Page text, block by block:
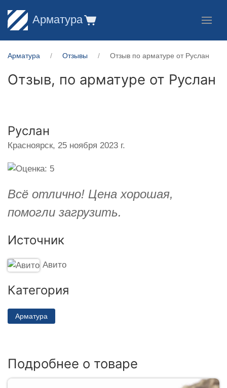
Арматура
Арматура Отзывы Отзыв по арматуре от Руслан
Отзыв, по арматуре от Руслан
Руслан
Красноярск, 25 ноября 2023 г.
Всё отлично! Цена хорошая,
помогли загрузить.
Источник
Авито
Категория
Арматура
Подробнее о товаре